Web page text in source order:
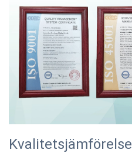
Kvalitetsjämförelse